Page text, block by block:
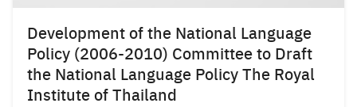
Development of the National Language
Policy (2006-2010) Committee to Draft
the National Language Policy The Royal
Institute of Thailand